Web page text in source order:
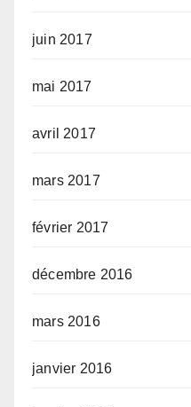
juin 2017
mai 2017
avril 2017
mars 2017
février 2017
décembre 2016
mars 2016
janvier 2016